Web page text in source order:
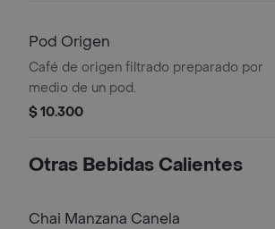
Pod Origen
Café de origen filtrado preparado por
medio de un pod.
$ 10.300
Otras Bebidas Calientes
Chai Manzana Canela